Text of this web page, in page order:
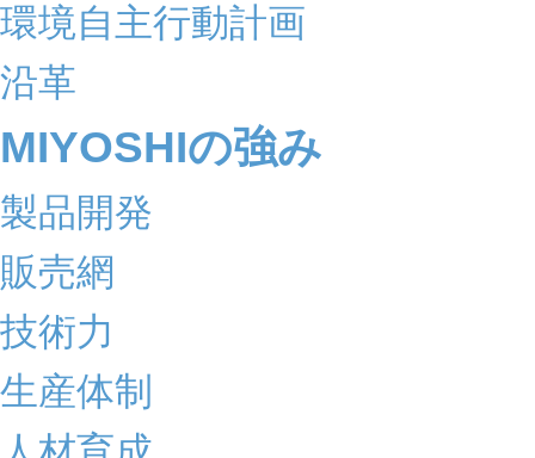
環境自主行動計画
沿革
MIYOSHIの強み
製品開発
販売網
技術力
生産体制